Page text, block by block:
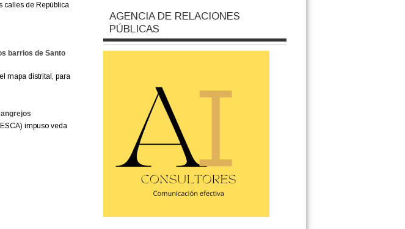
calles de República
barrios de Santo
mapa distrital, para
impuso veda
AGENCIA DE RELACIONES
PÚBLICAS